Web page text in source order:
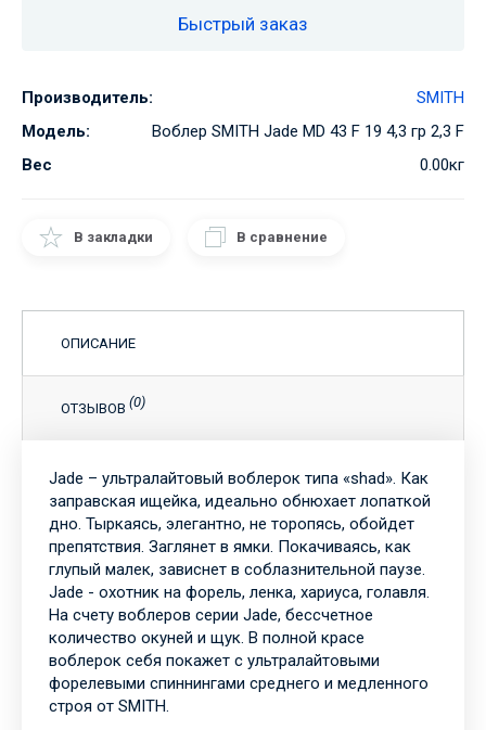
Быстрый заказ
Производитель:
SMITH
Модель:
Воблер SMITH Jade MD 43 F 19 4,3 гр 2,3 F
Вес
0.00кг
В закладки В сравнение
ОПИСАНИЕ
ОТЗЫВОВ (0)
Jade – ультралайтовый воблерок типа «shad». Как
заправская ищейка, идеально обнюхает лопаткой
дно. Тыркаясь, элегантно, не торопясь, обойдет
препятствия. Заглянет в ямки. Покачиваясь, как
глупый малек, зависнет в соблазнительной паузе.
Jade - охотник на форель, ленка, хариуса, голавля.
На счету воблеров серии Jade, бессчетное
количество окуней и щук. В полной красе
воблерок себя покажет с ультралайтовыми
форелевыми спиннингами среднего и медленного
строя от SMITH.